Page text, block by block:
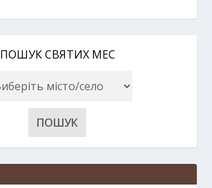
ПОШУК СВЯТИХ МЕС